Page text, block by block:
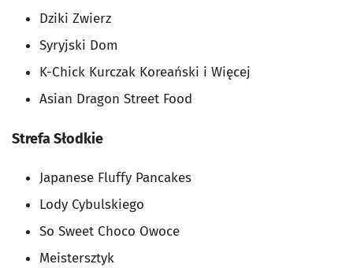
Dziki Zwierz
Syryjski Dom
K-Chick Kurczak Koreański i Więcej
Asian Dragon Street Food
Strefa Słodkie
Japanese Fluffy Pancakes
Lody Cybulskiego
So Sweet Choco Owoce
Meistersztyk